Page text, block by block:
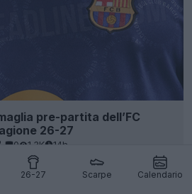
26-27 Scarpe Calendario
pre-partita dell’FC
26-27
0 1.3K 14h